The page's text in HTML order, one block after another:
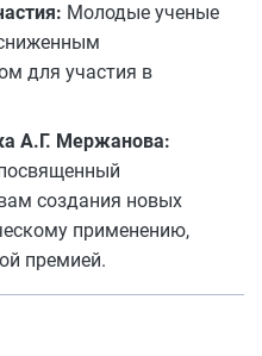
Молодые ученые
для участия в
А.Г. Мержанова:
создания новых
применению,
премией.